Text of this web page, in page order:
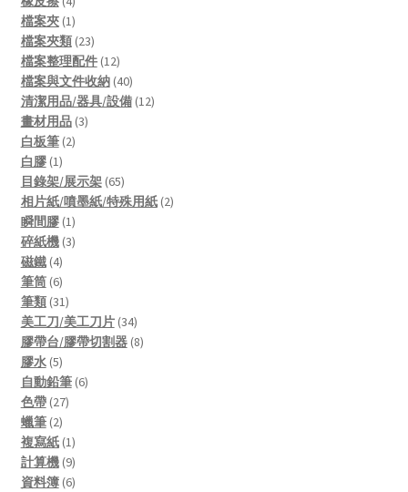
products
檔案夾 11
product
檔案夾類 2323
products
檔案整理配件 1212
products
檔案與文件收納 4040
products
清潔用品/器具/設備 1212
畫材用品 33
白板筆 22
白膠 11
product
目錄架/展示架 6565
products
相片紙/噴墨紙/特殊用紙 22
瞬間膠 11
product
碎紙機 33
磁鐵 44
products
筆筒 66
products
筆類 3131
products
美工刀/美工刀片 3434
products
膠帶台/膠帶切割器 88
膠水 55
products
自動鉛筆 66
色帶 2727
蠟筆 22
products
複寫紙 11
product
計算機 99
products
資料簿 66